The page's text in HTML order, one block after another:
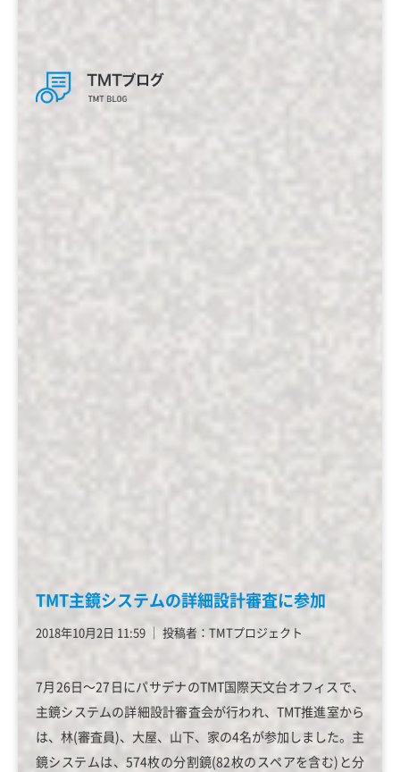
TMT主鏡システムの詳細設計審査に参加
2018年10月2日 11:59 │ 投稿者：TMTプロジェクト
7月26日～27日にパサデナのTMT国際天文台オフィスで、
主鏡システムの詳細設計審査会が行われ、TMT推進室から
は、林(審査員)、大屋、山下、家の4名が参加しました。主
鏡システムは、574枚の分割鏡(82枚のスペアを含む)と分